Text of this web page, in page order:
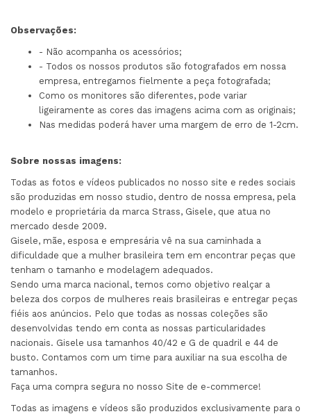
Observações:
- Não acompanha os acessórios;
- Todos os nossos produtos são fotografados em nossa
empresa, entregamos fielmente a peça fotografada;
Como os monitores são diferentes, pode variar
ligeiramente as cores das imagens acima com as originais;
Nas medidas poderá haver uma margem de erro de 1-2cm.
Sobre nossas imagens:
Todas as fotos e vídeos publicados no nosso site e redes sociais
são produzidas em nosso studio, dentro de nossa empresa, pela
modelo e proprietária da marca Strass, Gisele, que atua no
mercado desde 2009.
Gisele, mãe, esposa e empresária vê na sua caminhada a
dificuldade que a mulher brasileira tem em encontrar peças que
tenham o tamanho e modelagem adequados.
Sendo uma marca nacional, temos como objetivo realçar a
beleza dos corpos de mulheres reais brasileiras e entregar peças
fiéis aos anúncios. Pelo que todas as nossas coleções são
desenvolvidas tendo em conta as nossas particularidades
nacionais. Gisele usa tamanhos 40/42 e G de quadril e 44 de
busto. Contamos com um time para auxiliar na sua escolha de
tamanhos.
Faça uma compra segura no nosso Site de e-commerce!
Todas as imagens e vídeos são produzidos exclusivamente para o